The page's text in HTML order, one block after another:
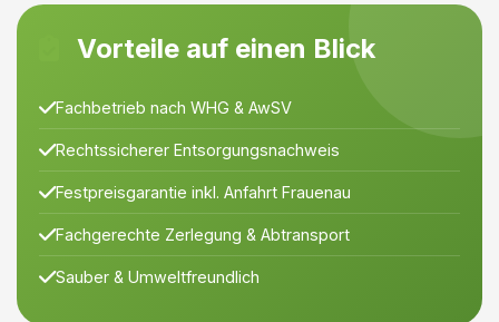
Vorteile auf einen Blick
Fachbetrieb nach WHG & AwSV
Rechtssicherer Entsorgungsnachweis
Festpreisgarantie inkl. Anfahrt Frauenau
Fachgerechte Zerlegung & Abtransport
Sauber & Umweltfreundlich